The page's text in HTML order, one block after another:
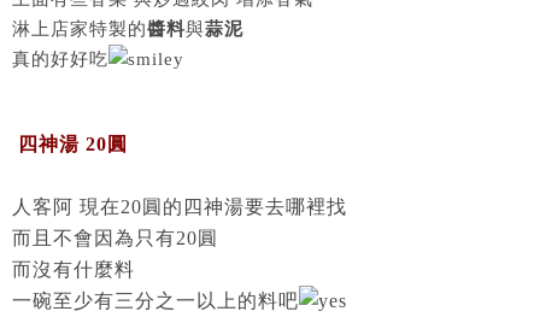
淋上店家特製的醬料與蒜泥
真的好好吃
四神湯 20圓
人客阿 現在20圓的四神湯要去哪裡找
而且不會因為只有20圓
而沒有什麼料
一碗至少有三分之一以上的料吧